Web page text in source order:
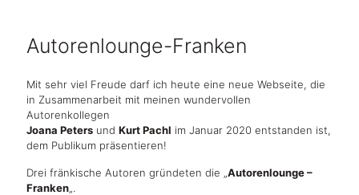
Autorenlounge-Franken
Mit sehr viel Freude darf ich heute eine neue Webseite, die
in Zusammenarbeit mit meinen wundervollen
Autorenkollegen
Joana Peters und Kurt Pachl im Januar 2020 entstanden ist,
dem Publikum präsentieren!
Drei fränkische Autoren gründeten die „Autorenlounge –
Franken„.